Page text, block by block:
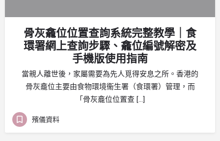
骨灰龕位位置查詢系統完整教學｜食
環署網上查詢步驟、龕位編號解密及
手機版使用指南
當親人離世後，家屬需要為先人覓得安息之所。香港的
骨灰龕位主要由食物環境衞生署（食環署）管理，而
「骨灰龕位位置查 […]
殯儀資料